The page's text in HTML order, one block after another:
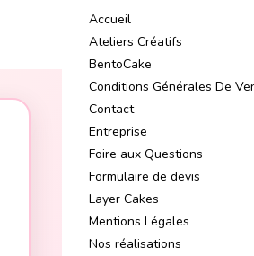
Accueil
Ateliers Créatifs
BentoCake
Conditions Générales De
Contact
Entreprise
Foire aux Questions
Formulaire de devis
Layer Cakes
Mentions Légales
Nos réalisations